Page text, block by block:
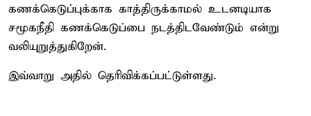
கணக்கெடுப்புக்காக காத்திருக்காமல் உடனடியாக
சமூகநீதி கணக்கெடுப்பை நடத்திடவேண்டும் என்று
வலியுறுத்துகிறேன்.
இவ்வாறு அதில் தெரிவிக்கப்பட்டுள்ளது.